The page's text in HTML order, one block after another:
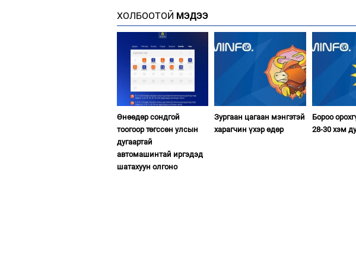
ХОЛБООТОЙ МЭДЭЭ
Өнөөдөр сондгой
тоогоор төгссөн улсын
дугаартай
автомашинтай иргэдэд
шатахуун олгоно
Зургаан цагаан мэнгэтэй
харагчин үхэр өдөр
Бороо
28-30 хэм